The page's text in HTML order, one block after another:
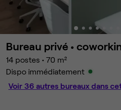
Bureau privé •
14 postes • 70 m²
Dispo immédiatement
Voir 36 autres bureaux dans